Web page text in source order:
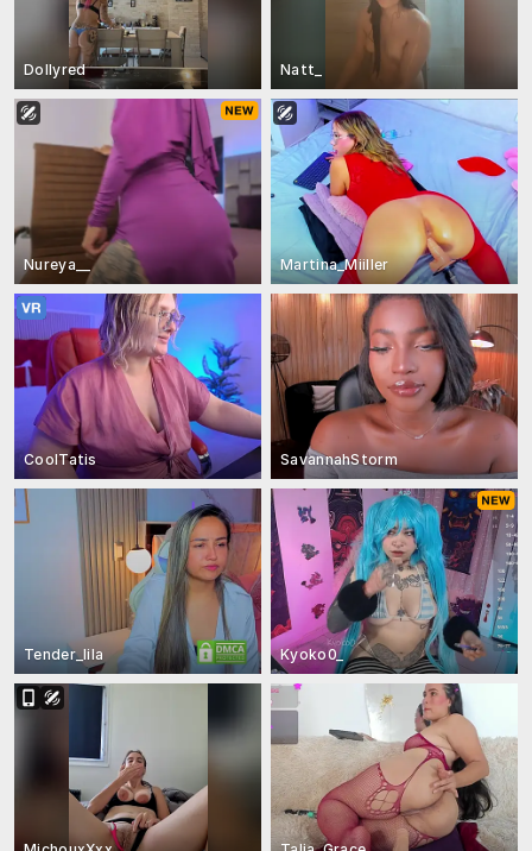
Dollyred Natt_
Nureya__ Martina_Miiller
CoolTatis SavannahStorm
Tender_lila Kyoko0_